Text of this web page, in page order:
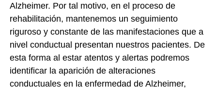
Alzheimer. Por tal motivo, en el proceso de
rehabilitación, mantenemos un seguimiento
riguroso y constante de las manifestaciones que a
nivel conductual presentan nuestros pacientes. De
esta forma al estar atentos y alertas podremos
identificar la aparición de alteraciones
conductuales en la enfermedad de Alzheimer,